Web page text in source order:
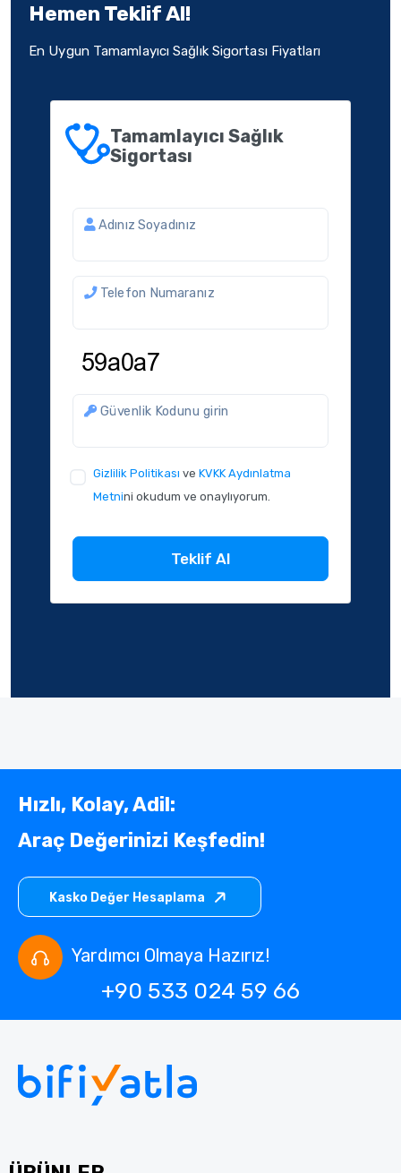
Hemen Teklif Al!
En Uygun Tamamlayıcı Sağlık Sigortası Fiyatları
Tamamlayıcı Sağlık
Sigortası
Adınız Soyadınız
Telefon Numaranız
Güvenlik Kodunu girin
Gizlilik Politikası ve KVKK Aydınlatma
Metnini okudum ve onaylıyorum.
Teklif Al
Hızlı, Kolay, Adil:
Araç Değerinizi Keşfedin!
Kasko Değer Hesaplama
Yardımcı Olmaya Hazırız!
+90 533 024 59 66